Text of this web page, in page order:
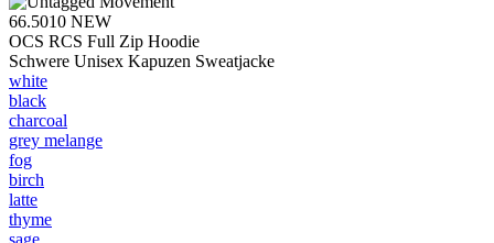
66.5010 NEW
OCS RCS Full Zip Hoodie
Schwere Unisex Kapuzen Sweatjacke
white
black
charcoal
grey melange
fog
birch
latte
thyme
sage